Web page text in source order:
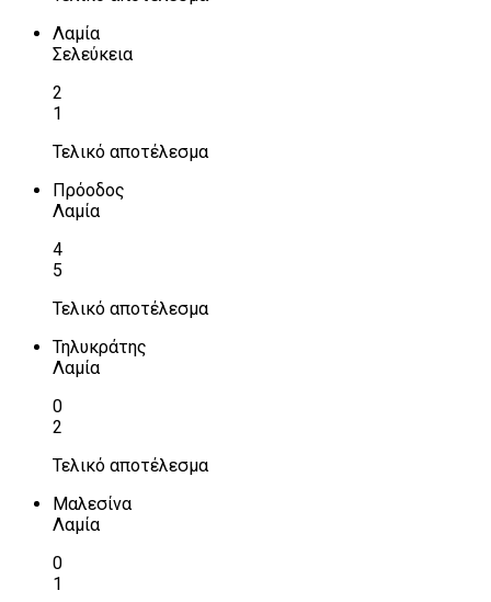
Λαμία
Σελεύκεια
2
1
Τελικό αποτέλεσμα
Πρόοδος
Λαμία
4
5
Τελικό αποτέλεσμα
Τηλυκράτης
Λαμία
0
2
Τελικό αποτέλεσμα
Μαλεσίνα
Λαμία
0
1